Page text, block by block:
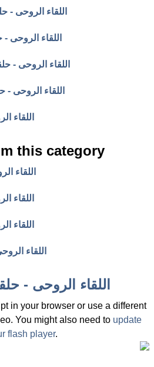
اللقاء الروحى - حلقة 30
اللقاء الروحى - حلقة 9
اللقاء الروحى - حلقة 14 ديسمبر
اللقاء الروحى - حلقة 7
اللقاء
this category
اللقاء
اللقاء
اللقاء
اللقاء الروحى -
اللقاء الروحى - حلقة 23 نوفمبر
in your browser or use a different
You might also need to update
flash player.